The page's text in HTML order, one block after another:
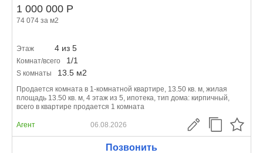
1 000 000 Р
74 074 за м2
Этаж 4 из 5
Комнат/всего 1/1
S комнаты 13.5 м2
Продается комната в 1-комнатной квартире, 13.50 кв. м, жилая
площадь 13.50 кв. м, 4 этаж из 5, ипотека, тип дома: кирпичный,
всего в квартире продается 1 комната
Агент 06.08.2026
Позвонить